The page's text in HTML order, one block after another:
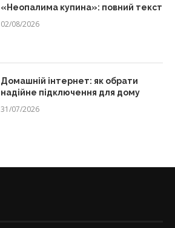
«Неопалима купина»: повний текст
02/08/2026
Домашній інтернет: як обрати
надійне підключення для дому
31/07/2026